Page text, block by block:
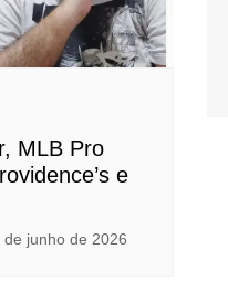
MLB Pro
e
de junho de 2026